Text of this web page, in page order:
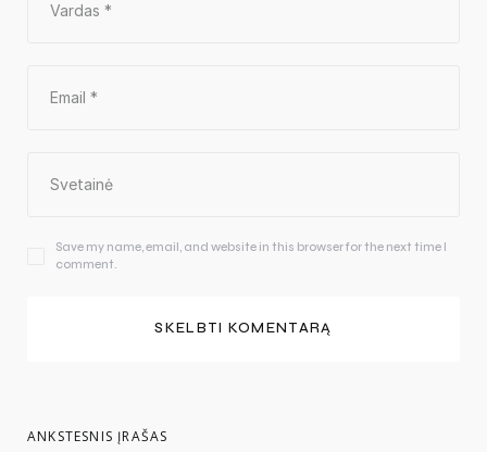
Save my name, email, and website in this browser for the next time I
comment.
ANKSTESNIS ĮRAŠAS